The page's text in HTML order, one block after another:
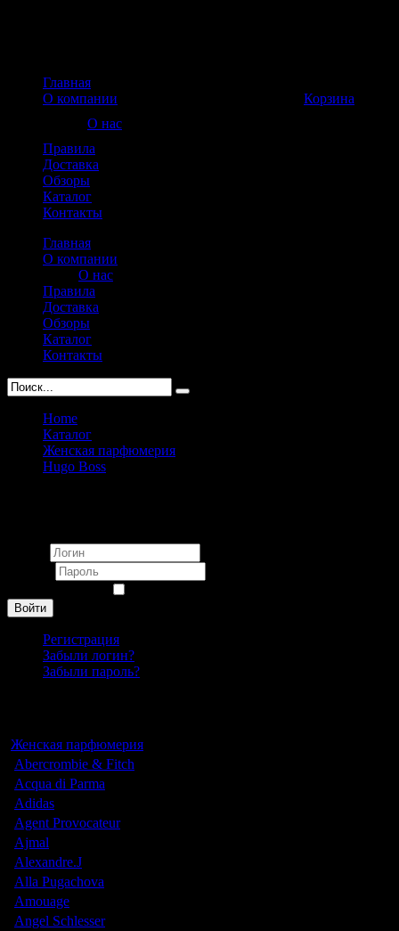
Корзина
Главная
О компании
О нас
Правила
Доставка
Обзоры
Каталог
Контакты
Главная
О компании
О нас
Правила
Доставка
Обзоры
Каталог
Контакты
Home
Каталог
Женская парфюмерия
Hugo Boss
Войти
Регистрация
Забыли логин?
Забыли пароль?
Женская парфюмерия
Abercrombie & Fitch
Acqua di Parma
Adidas
Agent Provocateur
Ajmal
Alexandre.J
Alla Pugachova
Amouage
Angel Schlesser